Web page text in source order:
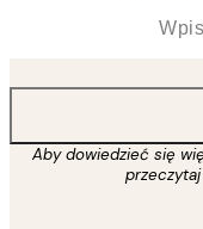
Aby dowiedzieć się